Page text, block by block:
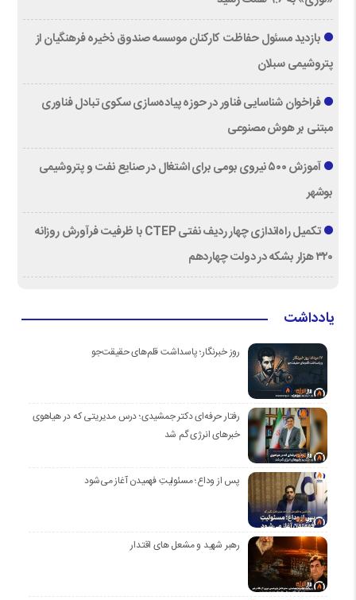
بازدید مسئول حفاظت کارکنان موسسه صندوق ذخیره فرهنگیان از
پتروشیمی سبلان
فراخوان شناسایی فناور در حوزه پیاده‌سازی سکوی تبادل فناوری
مبتنی بر هوش مصنوعی
آموزش ۵۰۰ نیروی بومی برای اشتغال در صنایع نفت و پتروشیمی
بوشهر
تکمیل راه‌اندازی چهار ردیف نفتی CTEP با ظرفیت فرآورش روزانه
۳۲۰ هزار بشکه در دولت چهاردهم
یادداشت
روز خبرنگار؛ پاسداشت قلم‌های حقیقت‌جو
رفتار حرفه‌ای دکتر جمشیدی؛ درس مدیریتی که در هیاهوی
خبرهای انرژی گم شد
پس از وداع؛ مسئولیتِ فهمیدن آغاز می‌شود
رهبر شهید و مشعل های اقتدار